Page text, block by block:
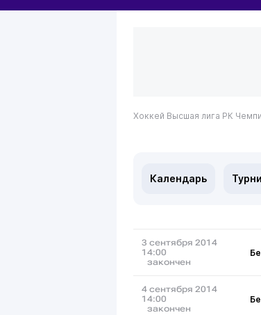
Хоккей Высшая лига РК
Календарь
3 сентября 2014
14:00
закончен
4 сентября 2014
14:00
закончен